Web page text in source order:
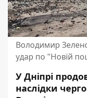
Володимир
удар по "Новій
У Дніпрі
наслідки